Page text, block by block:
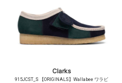
Clarks
915JCST_S 【ORIGINALS】Wallabee ワラビ